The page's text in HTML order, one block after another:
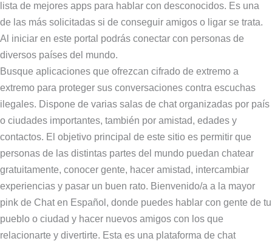
lista de mejores apps para hablar con desconocidos. Es una
de las más solicitadas si de conseguir amigos o ligar se trata.
Al iniciar en este portal podrás conectar con personas de
diversos países del mundo.
Busque aplicaciones que ofrezcan cifrado de extremo a
extremo para proteger sus conversaciones contra escuchas
ilegales. Dispone de varias salas de chat organizadas por país
o ciudades importantes, también por amistad, edades y
contactos. El objetivo principal de este sitio es permitir que
personas de las distintas partes del mundo puedan chatear
gratuitamente, conocer gente, hacer amistad, intercambiar
experiencias y pasar un buen rato. Bienvenido/a a la mayor
pink de Chat en Español, donde puedes hablar con gente de tu
pueblo o ciudad y hacer nuevos amigos con los que
relacionarte y divertirte. Esta es una plataforma de chat